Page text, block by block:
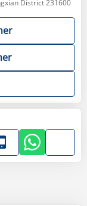
District 231600